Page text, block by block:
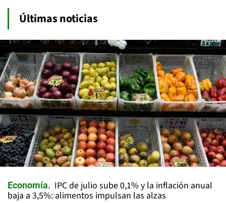
Últimas noticias
Economía
IPC de julio sube 0,1% y la inflación anual
baja a 3,5%: alimentos impulsan las alzas